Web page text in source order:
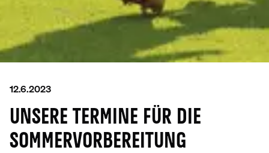
12.6.2023
UNSERE TERMINE FÜR DIE
SOMMERVORBEREITUNG